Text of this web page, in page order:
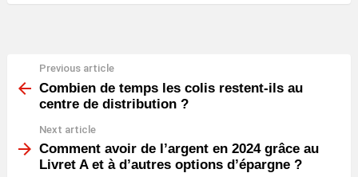
more
Previous article
Combien de temps les colis restent-ils au
centre de distribution ?
Next article
Comment avoir de l’argent en 2024 grâce au
Livret A et à d’autres options d’épargne ?